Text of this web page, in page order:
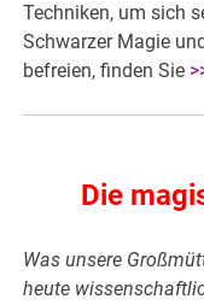
Techniken, um sich
Schwarzer Magie
befreien, finden Sie
Die
Was unsere
heute